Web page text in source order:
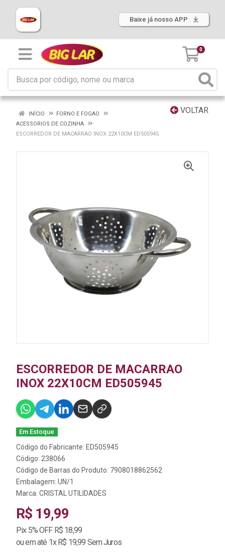
Baixe já nosso APP
0
VOLTAR
INÍCIO
FORNO E FOGAO
ACESSORIOS DE COZINHA
ESCORREDOR DE MACARRAO INOX 22X10CM ED505945
ESCORREDOR DE MACARRAO
INOX 22X10CM ED505945
Em Estoque
Código do Fabricante: ED505945
Código: 238066
Código de Barras do Produto: 7908018862562
Embalagem: UN/1
Marca: CRISTAL UTILIDADES
R$ 19,99
Pix 5% OFF R$ 18,99
ou em até 1x R$ 19,99 Sem Juros